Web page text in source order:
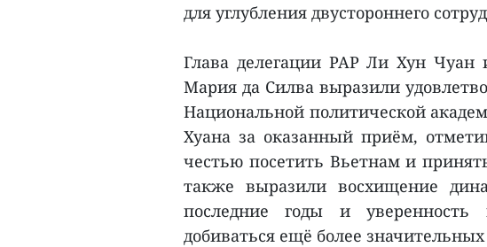
для углубления двустороннего
Глава делегации PAP Ли Хун
Мария да Силва выразили
Национальной политической
Хуана за оказанный приём,
честью посетить Вьетнам и
также выразили восхищение
последние годы и
добиваться ещё более